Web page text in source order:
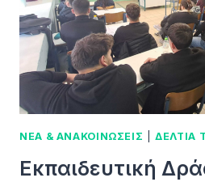
ΝΕΑ & ΑΝΑΚΟΙΝΩΣΕΙΣ |ΔΕΛΤΙΑ
Εκπαιδευτική